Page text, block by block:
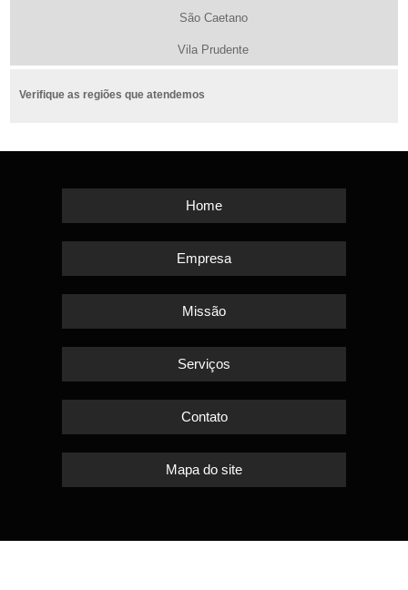
São Caetano
Vila Prudente
Verifique as regiões que atendemos
Home
Empresa
Missão
Serviços
Contato
Mapa do site